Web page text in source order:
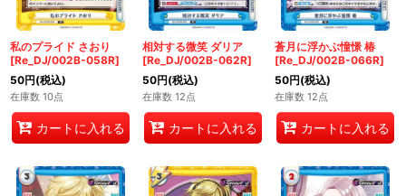
私のプライド さおり
[Re_DJ/002B-058R]
50円(税込)
在庫数 10点
カートに入れる
相対する微笑 ダリア
[Re_DJ/002B-062R]
50円(税込)
在庫数 12点
カートに入れる
蒼月に浮かぶ憧憬 椿
[Re_DJ/002B-066R]
50円(税込)
在庫数 12点
カートに入れる